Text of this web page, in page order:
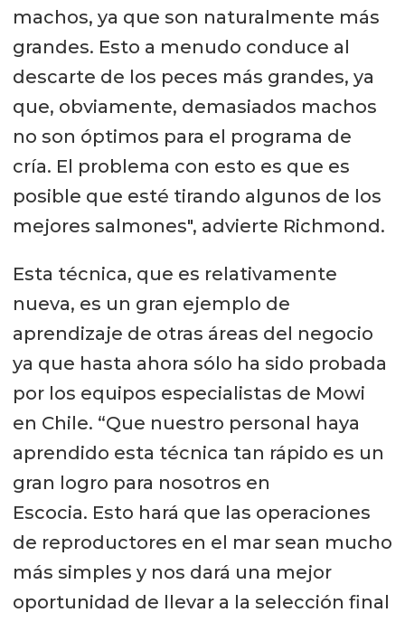
machos, ya que son naturalmente más
grandes. Esto a menudo conduce al
descarte de los peces más grandes, ya
que, obviamente, demasiados machos
no son óptimos para el programa de
cría. El problema con esto es que es
posible que esté tirando algunos de los
mejores salmones", advierte Richmond.
Esta técnica, que es relativamente
nueva, es un gran ejemplo de
aprendizaje de otras áreas del negocio
ya que hasta ahora sólo ha sido probada
por los equipos especialistas de Mowi
en Chile. “Que nuestro personal haya
aprendido esta técnica tan rápido es un
gran logro para nosotros en
Escocia. Esto hará que las operaciones
de reproductores en el mar sean mucho
más simples y nos dará una mejor
oportunidad de llevar a la selección final